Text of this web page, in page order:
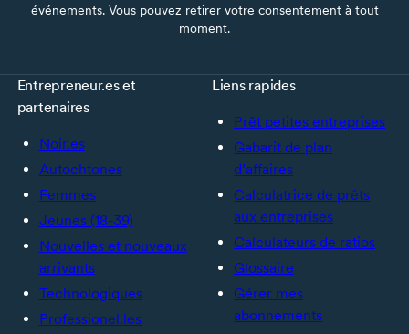
événements. Vous pouvez retirer votre consentement à tout
moment.
Entrepreneur.es et
partenaires
Noir.es
Autochtones
Femmes
Jeunes (18-39)
Nouvelles et nouveaux
arrivants
Technologiques
Professionel.les
Liens rapides
Prêt petites entreprises
Gabarit de plan
d’affaires
Calculatrice de prêts
aux entreprises
Calculateurs de ratios
Glossaire
Gérer mes
abonnements